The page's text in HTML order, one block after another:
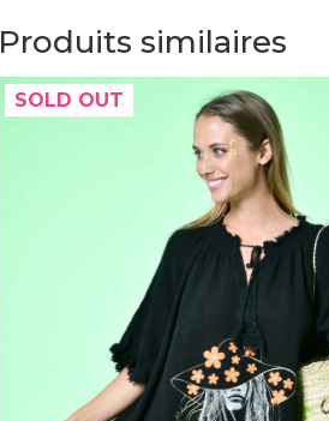
Produits similaires
SOLD OUT